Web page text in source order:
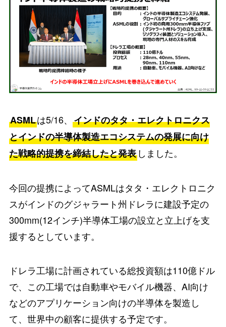
ASMLは5/16、 インドのタタ・エレクトロニクス
とインドの半導体製造エコシステムの発展に向け
た戦略的提携を締結したと発表しました。
今回の提携によってASMLはタタ・エレクトロニク
スがインドのグジャラート州ドレラに建設予定の
300mm(12インチ)半導体工場の設立と立上げを支
援するとしています。
ドレラ工場に計画されている総投資額は110億ドル
で、この工場では自動車やモバイル機器、AI向け
などのアプリケーション向けの半導体を製造し
て、世界中の顧客に提供する予定です。